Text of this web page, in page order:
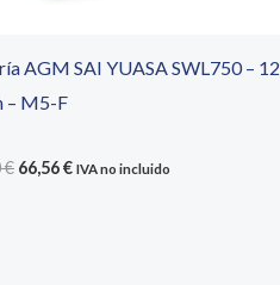
AGM SAI YUASA SWL750 –
– M5-F
€ El
66,56€ElIVA no incluido